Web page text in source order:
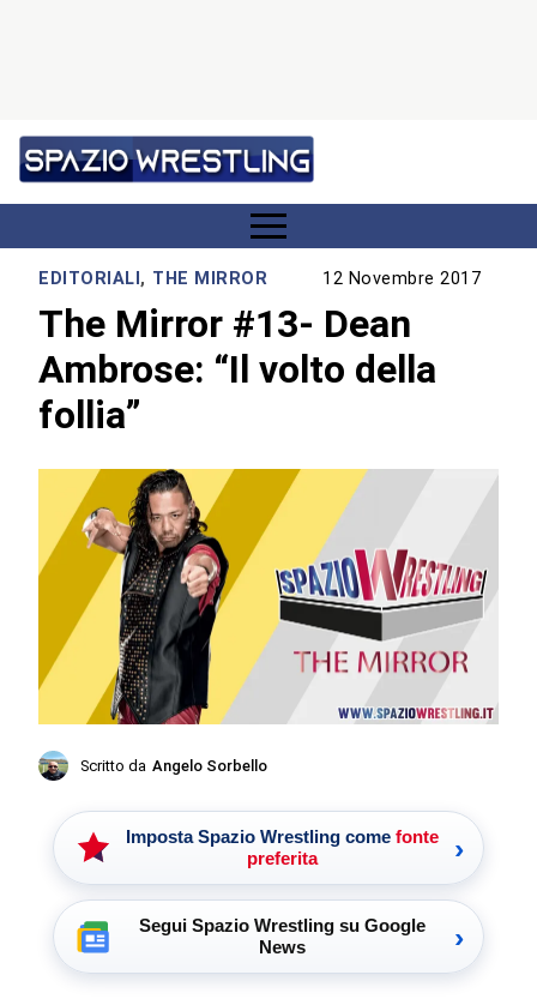
EDITORIALI, THE MIRROR 12 Novembre 2017
The Mirror #13- Dean
Ambrose: “Il volto della
follia”
Scritto da Angelo Sorbello
Imposta Spazio Wrestling come fonte
preferita
›
Segui Spazio Wrestling su Google
News
›